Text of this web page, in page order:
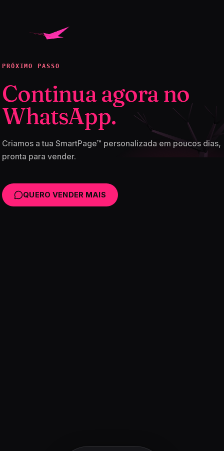
PRÓXIMO PASSO
Continua agora no
WhatsApp.
Criamos a tua SmartPage™ personalizada em poucos dias,
pronta para vender.
QUERO VENDER MAIS